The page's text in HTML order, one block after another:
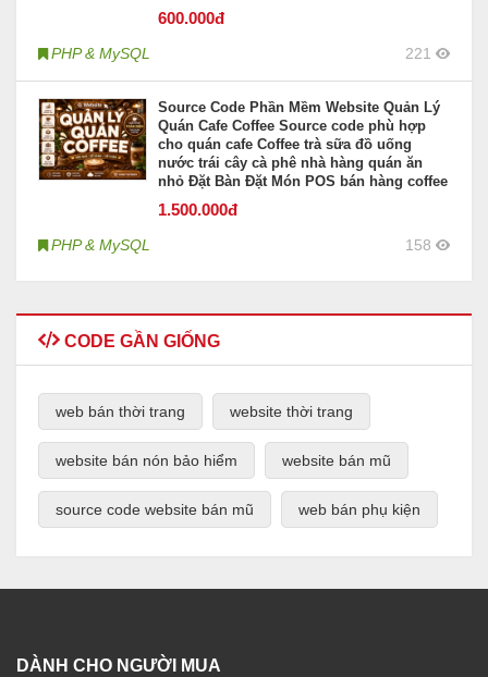
600.000đ
PHP & MySQL 221
Source Code Phần Mềm Website Quản Lý
Quán Cafe Coffee Source code phù hợp
cho quán cafe Coffee trà sữa đồ uống
nước trái cây cà phê nhà hàng quán ăn
nhỏ Đặt Bàn Đặt Món POS bán hàng coffee
1.500.000đ
PHP & MySQL 158
CODE GẦN GIỐNG
web bán thời trang website thời trang
website bán nón bảo hiểm website bán mũ
source code website bán mũ web bán phụ kiện
DÀNH CHO NGƯỜI MUA